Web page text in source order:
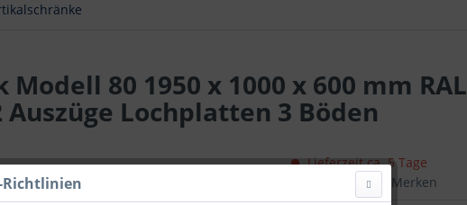
80 1950 x 1000 x 600 mm RAL
Lochplatten 3 Böden
Lieferzeit ca. 5 Tage
Vergleichen
Merken
Richtlinien